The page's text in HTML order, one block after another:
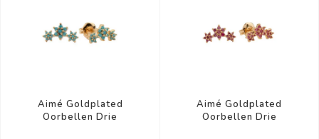
Aimé Goldplated
Oorbellen Drie
Aimé Goldplated
Oorbellen Drie